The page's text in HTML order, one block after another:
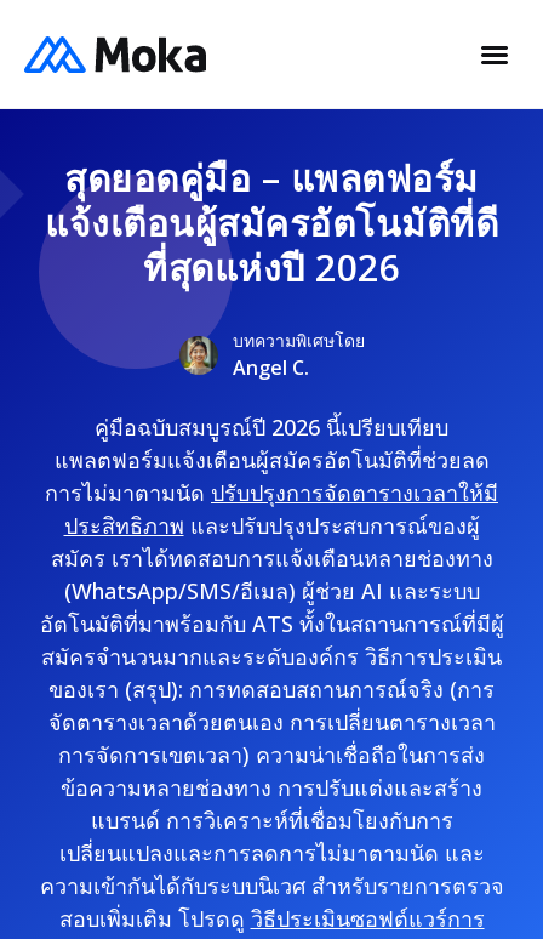
สุดยอดคู่มือ – แพลตฟอร์ม
แจ้งเตือนผู้สมัครอัตโนมัติที่ดี
ที่สุดแห่งปี 2026
บทความพิเศษโดย
Angel C.
คู่มือฉบับสมบูรณ์ปี 2026 นี้เปรียบเทียบ
แพลตฟอร์มแจ้งเตือนผู้สมัครอัตโนมัติที่ช่วยลด
การไม่มาตามนัด ปรับปรุงการจัดตารางเวลาให้มี
ประสิทธิภาพ และปรับปรุงประสบการณ์ของผู้
สมัคร เราได้ทดสอบการแจ้งเตือนหลายช่องทาง
(WhatsApp/SMS/อีเมล) ผู้ช่วย AI และระบบ
อัตโนมัติที่มาพร้อมกับ ATS ทั้งในสถานการณ์ที่มีผู้
สมัครจำนวนมากและระดับองค์กร วิธีการประเมิน
ของเรา (สรุป): การทดสอบสถานการณ์จริง (การ
จัดตารางเวลาด้วยตนเอง การเปลี่ยนตารางเวลา
การจัดการเขตเวลา) ความน่าเชื่อถือในการส่ง
ข้อความหลายช่องทาง การปรับแต่งและสร้าง
แบรนด์ การวิเคราะห์ที่เชื่อมโยงกับการ
เปลี่ยนแปลงและการลดการไม่มาตามนัด และ
ความเข้ากันได้กับระบบนิเวศ สำหรับรายการตรวจ
สอบเพิ่มเติม โปรดดู วิธีประเมินซอฟต์แวร์การ